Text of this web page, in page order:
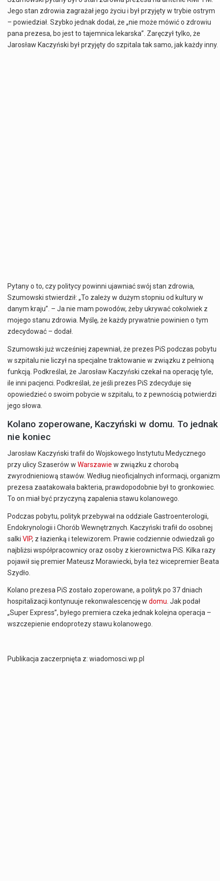
Jego stan zdrowia zagrażał jego życiu i był przyjęty w trybie ostrym
– powiedział. Szybko jednak dodał, że „nie może mówić o zdrowiu
pana prezesa, bo jest to tajemnica lekarska”. Zaręczył tylko, że
Jarosław Kaczyński był przyjęty do szpitala tak samo, jak każdy inny.
Pytany o to, czy politycy powinni ujawniać swój stan zdrowia,
Szumowski stwierdził: „To zależy w dużym stopniu od kultury w
danym kraju”. – Ja nie mam powodów, żeby ukrywać cokolwiek z
mojego stanu zdrowia. Myślę, że każdy prywatnie powinien o tym
zdecydować – dodał.
Szumowski już wcześniej zapewniał, że prezes PiS podczas pobytu
w szpitalu nie liczył na specjalne traktowanie w związku z pełnioną
funkcją. Podkreślał, że Jarosław Kaczyński czekał na operację tyle,
ile inni pacjenci. Podkreślał, że jeśli prezes PiS zdecyduje się
opowiedzieć o swoim pobycie w szpitalu, to z pewnością potwierdzi
jego słowa.
Kolano zoperowane, Kaczyński w domu. To jednak
nie koniec
Jarosław Kaczyński trafił do Wojskowego Instytutu Medycznego
przy ulicy Szaserów w Warszawie w związku z chorobą
zwyrodnieniową stawów. Według nieoficjalnych informacji, organizm
prezesa zaatakowała bakteria, prawdopodobnie był to gronkowiec.
To on miał być przyczyną zapalenia stawu kolanowego.
Podczas pobytu, polityk przebywał na oddziale Gastroenterologii,
Endokrynologii i Chorób Wewnętrznych. Kaczyński trafił do osobnej
salki VIP, z łazienką i telewizorem. Prawie codziennie odwiedzali go
najbliżsi współpracownicy oraz osoby z kierownictwa PiS. Kilka razy
pojawił się premier Mateusz Morawiecki, była też wicepremier Beata
Szydło.
Kolano prezesa PiS zostało zoperowane, a polityk po 37 dniach
hospitalizacji kontynuuje rekonwalescencję w domu . Jak podał
„Super Express”, byłego premiera czeka jednak kolejna operacja –
wszczepienie endoprotezy stawu kolanowego.
Publikacja zaczerpnięta z: wiadomosci.wp.pl